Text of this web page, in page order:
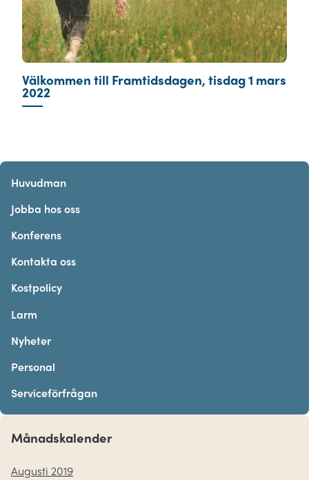
Välkommen till Framtidsdagen, tisdag 1 mars
2022
Huvudman
Jobba hos oss
Konferens
Kontakta oss
Kostpolicy
Larm
Nyheter
Personal
Serviceförfrågan
Månadskalender
Augusti 2019